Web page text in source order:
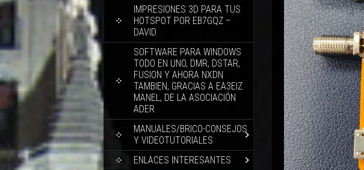
IMPRESIONES 3D PARA TUS
HOTSPOT POR EB7GQZ –
DAVID
SOFTWARE PARA WINDOWS
TODO EN UNO, DMR, DSTAR,
FUSION Y AHORA NXDN
TAMBIEN, GRACIAS A EA3EIZ
MANEL, DE LA ASOCIACIÓN
ADER
MANUALES/BRICO-CONSEJOS
Y VIDEOTUTORIALES
ENLACES INTERESANTES